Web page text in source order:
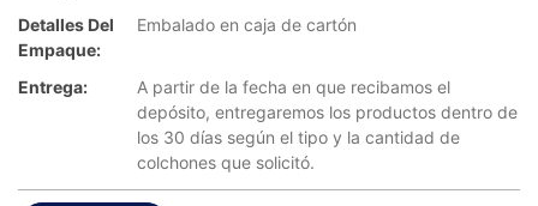
Detalles Del
Empaque:
Embalado en caja de cartón
Entrega:
A partir de la fecha en que recibamos el
depósito, entregaremos los productos dentro de
los 30 días según el tipo y la cantidad de
colchones que solicitó.